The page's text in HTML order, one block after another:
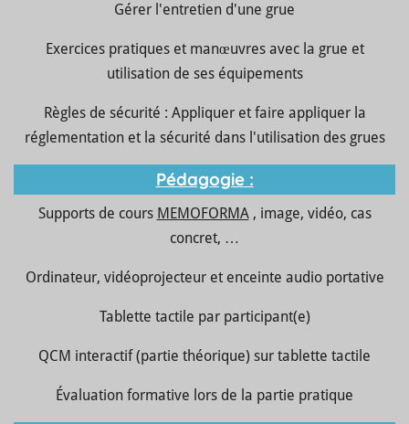
Gérer l'entretien d'une grue
Exercices pratiques et manœuvres avec la grue et
utilisation de ses équipements
Règles de sécurité : Appliquer et faire appliquer la
réglementation et la sécurité dans l'utilisation des grues
Pédagogie :
Supports de cours MEMOFORMA, image, vidéo, cas
concret, …
Ordinateur, vidéoprojecteur et enceinte audio portative
Tablette tactile par participant(e)
QCM interactif (partie théorique) sur tablette tactile
Évaluation formative lors de la partie pratique